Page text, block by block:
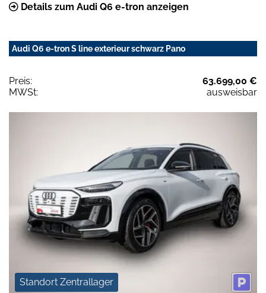
Details zum Audi Q6 e-tron anzeigen
Audi Q6 e-tron S line exterieur schwarz Pano
Preis:
63.699,00 €
MWSt:
ausweisbar
Standort Zentrallager